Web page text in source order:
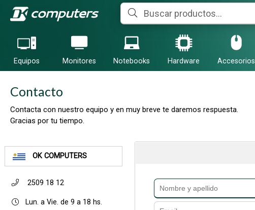
Equipos Monitores Notebooks Hardware Accesorios
Contacto
Contacta con nuestro equipo y en muy breve te daremos respuesta.
Gracias por tu tiempo.
OK COMPUTERS
2509 18 12
Lun. a Vie. de 9 a 18 hs.